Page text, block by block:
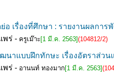
อ เรื่องที่ศึกษา : รายงานผลกา
พร่ - ครูเม๊าะ [1 มี.ค. 2563](104812/2)
นาแบบฝึกทักษะ เรื่องอัตราส่วน
พร่ - อานนท์ ทองมาก [1 มี.ค. 2563]